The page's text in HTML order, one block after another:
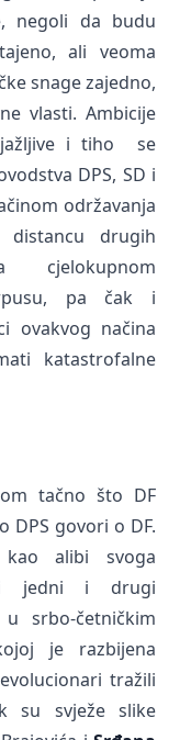
negoli da budu
ali veoma
snage zajedno,
vlasti. Ambicije
i tiho se
DPS, SD i
održavanja
drugih
cjelokupnom
pa čak i
ovakvog načina
katastrofalne
tačno što DF
DPS govori o DF.
alibi svoga
i jedni i drugi
srbo-četničkim
je razbijena
tražili
su svježe slike